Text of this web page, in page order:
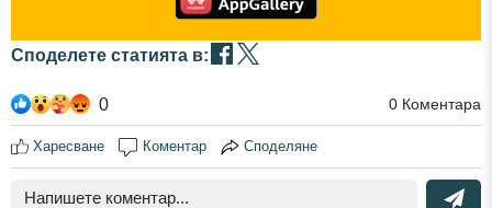
Споделете статията в:
0 0 Коментара
Харесване Коментар Споделяне